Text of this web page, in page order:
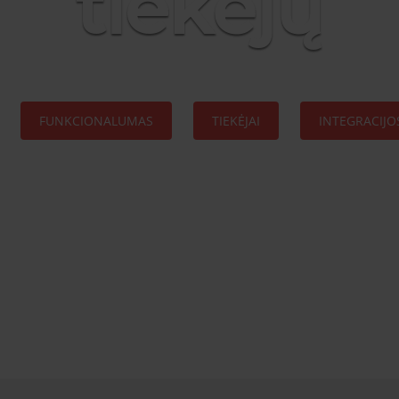
FUNKCIONALUMAS TIEKĖJAI